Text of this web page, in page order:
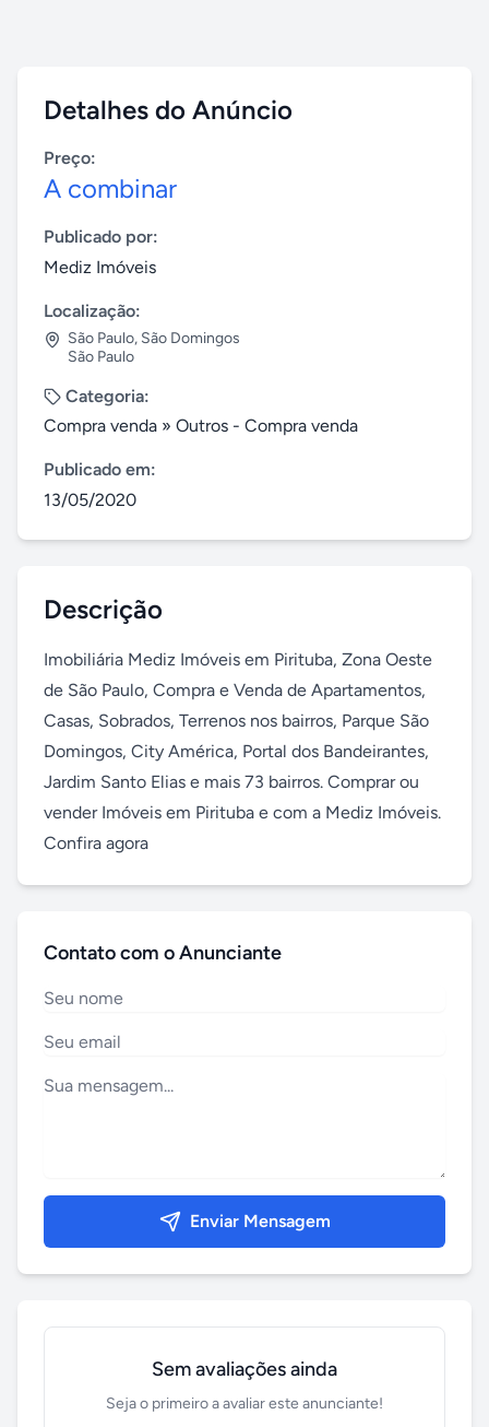
Detalhes do Anúncio
Preço:
A combinar
Publicado por:
Mediz Imóveis
Localização:
São Paulo, São Domingos
São Paulo
Categoria:
Compra venda » Outros - Compra venda
Publicado em:
13/05/2020
Descrição
Imobiliária Mediz Imóveis em Pirituba, Zona Oeste
de São Paulo, Compra e Venda de Apartamentos,
Casas, Sobrados, Terrenos nos bairros, Parque São
Domingos, City América, Portal dos Bandeirantes,
Jardim Santo Elias e mais 73 bairros. Comprar ou
vender Imóveis em Pirituba e com a Mediz Imóveis.
Confira agora
Contato com o Anunciante
Enviar Mensagem
Sem avaliações ainda
Seja o primeiro a avaliar este anunciante!